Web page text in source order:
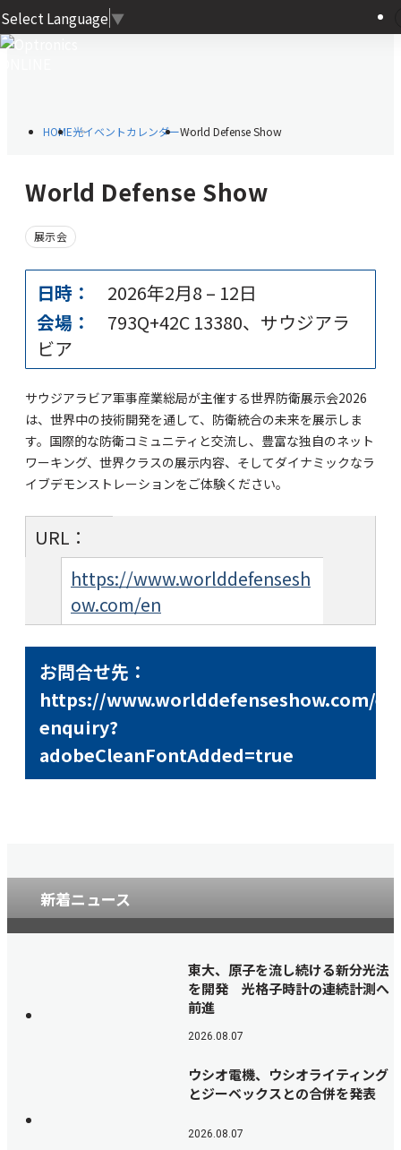
Select Language ▼
HOME光イベントカレンダーWorld Defense Show
World Defense Show
展示会
日時： 2026年2月8 – 12日
会場：
793Q+42C 13380、サウジアラ
ビア
サウジアラビア軍事産業総局が主催する世界防衛展示会2026
は、世界中の技術開発を通して、防衛統合の未来を展示しま
す。国際的な防衛コミュニティと交流し、豊富な独自のネット
ワーキング、世界クラスの展示内容、そしてダイナミックなラ
イブデモンストレーションをご体験ください。
URL：
https://www.worlddefensesh
ow.com/en
お問合せ先：
https://www.worlddefenseshow.com/
enquiry?
adobeCleanFontAdded=true
新着ニュース
東大、原子を流し続ける新分光法
を開発 光格子時計の連続計測へ
前進
2026.08.07
ウシオ電機、ウシオライティング
とジーベックスとの合併を発表
2026.08.07